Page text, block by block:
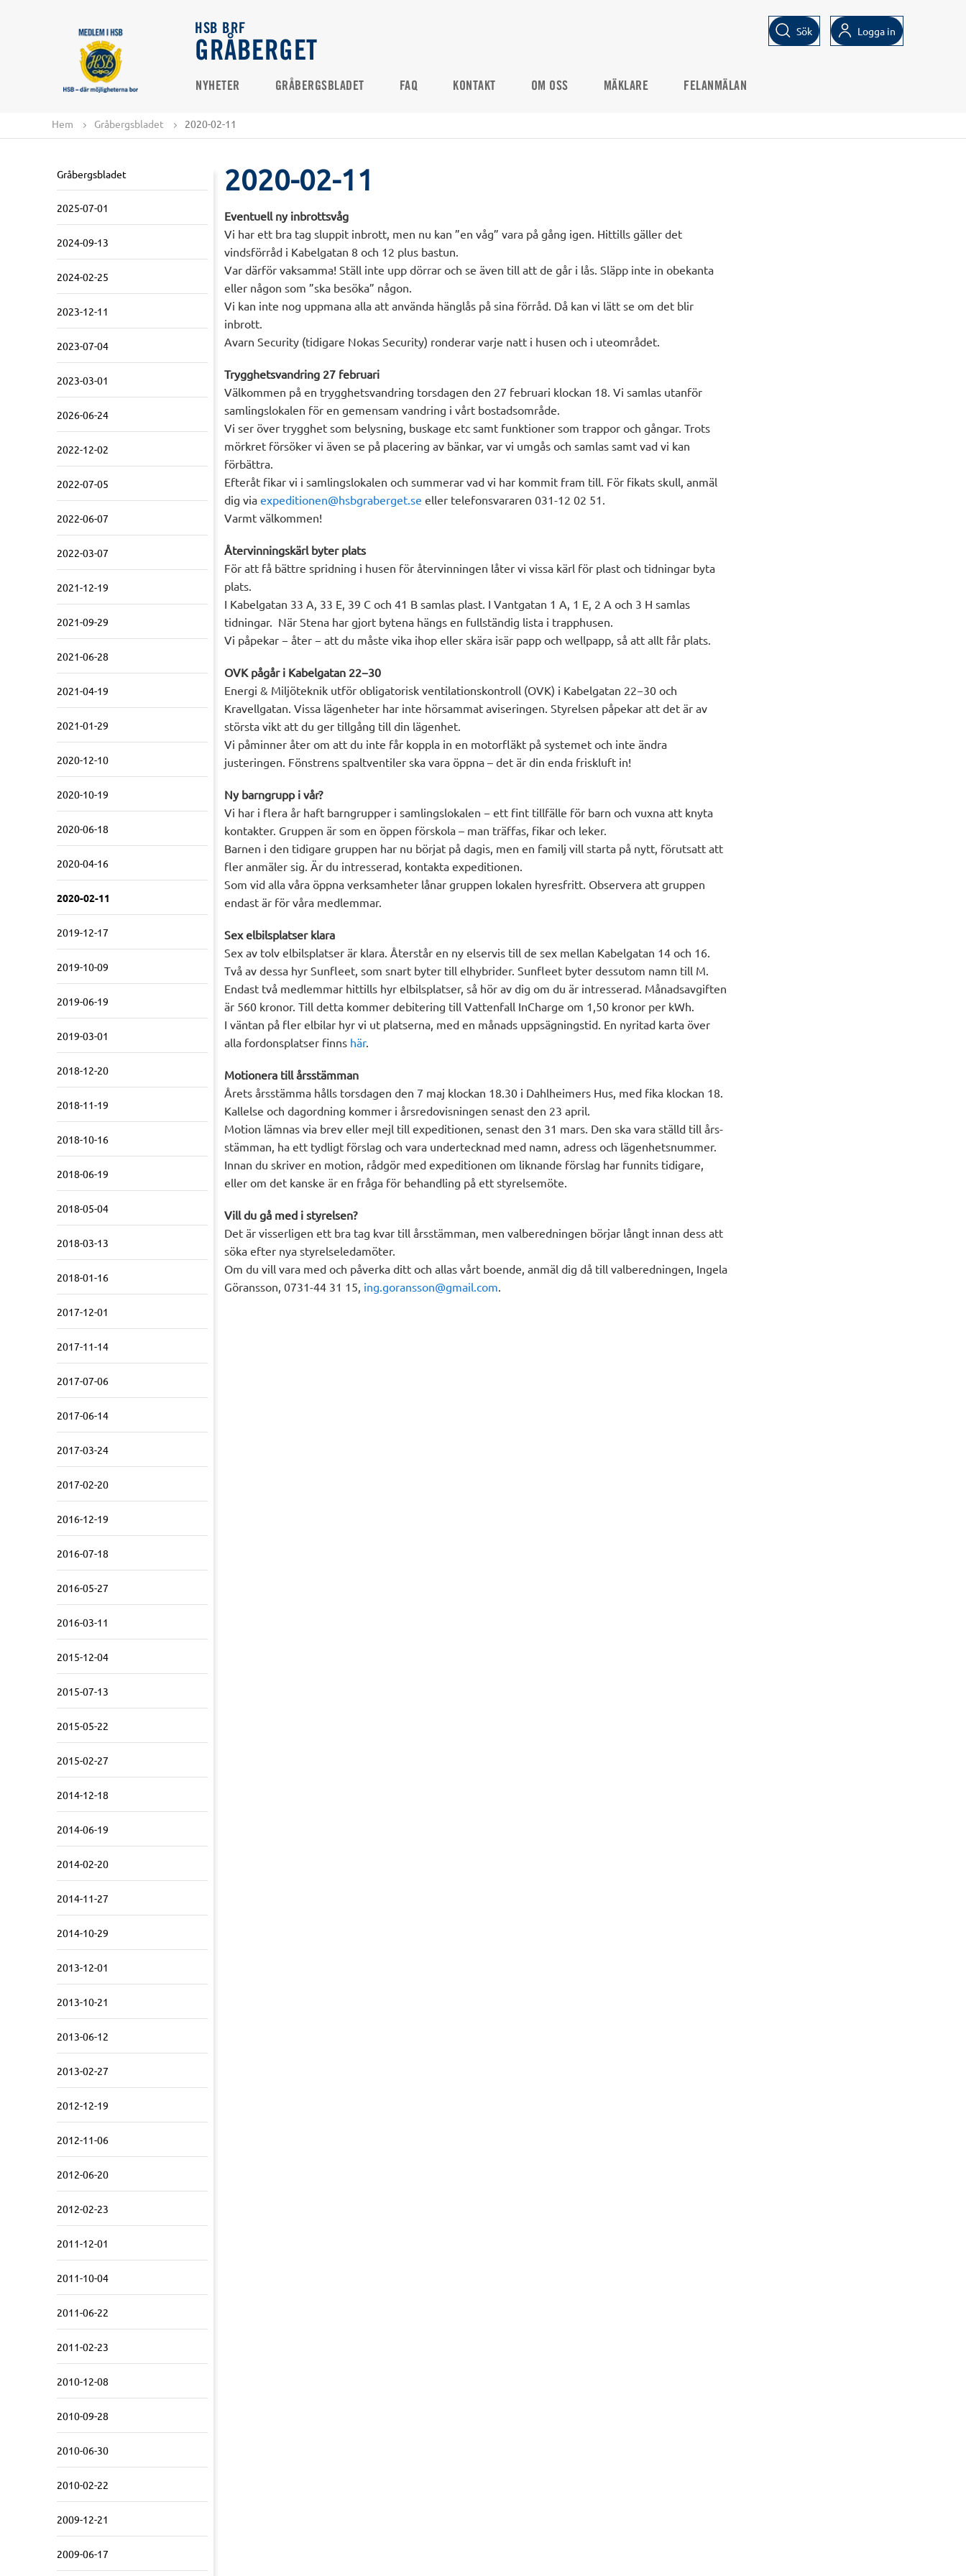
HSB BRF
GRÅBERGET
Sök Logga in
NYHETER GRÅBERGSBLADET FAQ KONTAKT OM OSS MÄKLARE FELANMÄLAN
Hem Gråbergsbladet 2020-02-11
Gråbergsbladet
2025-07-01
2024-09-13
2024-02-25
2023-12-11
2023-07-04
2023-03-01
2026-06-24
2022-12-02
2022-07-05
2022-06-07
2022-03-07
2021-12-19
2021-09-29
2021-06-28
2021-04-19
2021-01-29
2020-12-10
2020-10-19
2020-06-18
2020-04-16
2020-02-11
2019-12-17
2019-10-09
2019-06-19
2019-03-01
2018-12-20
2018-11-19
2018-10-16
2018-06-19
2018-05-04
2018-03-13
2018-01-16
2017-12-01
2017-11-14
2017-07-06
2017-06-14
2017-03-24
2017-02-20
2016-12-19
2016-07-18
2016-05-27
2016-03-11
2015-12-04
2015-07-13
2015-05-22
2015-02-27
2014-12-18
2014-06-19
2014-02-20
2014-11-27
2014-10-29
2013-12-01
2013-10-21
2013-06-12
2013-02-27
2012-12-19
2012-11-06
2012-06-20
2012-02-23
2011-12-01
2011-10-04
2011-06-22
2011-02-23
2010-12-08
2010-09-28
2010-06-30
2010-02-22
2009-12-21
2009-06-17
2020-02-11
Eventuell ny inbrottsvåg
Vi har ett bra tag sluppit inbrott, men nu kan ”en våg” vara på gång igen. Hittills gäller det
vindsförråd i Kabelgatan 8 och 12 plus bastun.
Var därför vaksamma! Ställ inte upp dörrar och se även till att de går i lås. Släpp inte in obekanta
eller någon som ”ska besöka” någon.
Vi kan inte nog uppmana alla att använda hänglås på sina förråd. Då kan vi lätt se om det blir
inbrott.
Avarn Security (tidigare Nokas Security) ronderar varje natt i husen och i uteområdet.
Trygghetsvandring 27 februari
Välkommen på en trygghetsvandring torsdagen den 27 februari klockan 18. Vi samlas utanför
samlingslokalen för en gemensam vandring i vårt bostadsområde.
Vi ser över trygghet som belysning, buskage etc samt funktioner som trappor och gångar. Trots
mörkret försöker vi även se på placering av bänkar, var vi umgås och samlas samt vad vi kan
förbättra.
Efteråt fikar vi i samlingslokalen och summerar vad vi har kommit fram till. För fikats skull, anmäl
dig via expeditionen@hsbgraberget.se eller telefonsvararen 031-12 02 51.
Varmt välkommen!
Återvinningskärl byter plats
För att få bättre spridning i husen för återvinningen låter vi vissa kärl för plast och tidningar byta
plats.
I Kabelgatan 33 A, 33 E, 39 C och 41 B samlas plast. I Vantgatan 1 A, 1 E, 2 A och 3 H samlas
tidningar. När Stena har gjort bytena hängs en fullständig lista i trapphusen.
Vi påpekar − åter − att du måste vika ihop eller skära isär papp och wellpapp, så att allt får plats.
OVK pågår i Kabelgatan 22−30
Energi & Miljöteknik utför obligatorisk ventilationskontroll (OVK) i Kabelgatan 22−30 och
Kravellgatan. Vissa lägenheter har inte hörsammat aviseringen. Styrelsen påpekar att det är av
största vikt att du ger tillgång till din lägenhet.
Vi påminner åter om att du inte får koppla in en motorfläkt på systemet och inte ändra
justeringen. Fönstrens spaltventiler ska vara öppna – det är din enda friskluft in!
Ny barngrupp i vår?
Vi har i flera år haft barngrupper i samlingslokalen − ett fint tillfälle för barn och vuxna att knyta
kontakter. Gruppen är som en öppen förskola – man träffas, fikar och leker.
Barnen i den tidigare gruppen har nu börjat på dagis, men en familj vill starta på nytt, förutsatt att
fler anmäler sig. Är du intresserad, kontakta expeditionen.
Som vid alla våra öppna verksamheter lånar gruppen lokalen hyresfritt. Observera att gruppen
endast är för våra medlemmar.
Sex elbilsplatser klara
Sex av tolv elbilsplatser är klara. Återstår en ny elservis till de sex mellan Kabelgatan 14 och 16.
Två av dessa hyr Sunfleet, som snart byter till elhybrider. Sunfleet byter dessutom namn till M.
Endast två medlemmar hittills hyr elbilsplatser, så hör av dig om du är intresserad. Månadsavgiften
är 560 kronor. Till detta kommer debitering till Vattenfall InCharge om 1,50 kronor per kWh.
I väntan på fler elbilar hyr vi ut platserna, med en månads uppsägningstid. En nyritad karta över
alla fordonsplatser finns här.
Motionera till årsstämman
Årets årsstämma hålls torsdagen den 7 maj klockan 18.30 i Dahlheimers Hus, med fika klockan 18.
Kallelse och dagordning kommer i årsredovisningen senast den 23 april.
Motion lämnas via brev eller mejl till expeditionen, senast den 31 mars. Den ska vara ställd till års-
stämman, ha ett tydligt förslag och vara undertecknad med namn, adress och lägenhetsnummer.
Innan du skriver en motion, rådgör med expeditionen om liknande förslag har funnits tidigare,
eller om det kanske är en fråga för behandling på ett styrelsemöte.
Vill du gå med i styrelsen?
Det är visserligen ett bra tag kvar till årsstämman, men valberedningen börjar långt innan dess att
söka efter nya styrelseledamöter.
Om du vill vara med och påverka ditt och allas vårt boende, anmäl dig då till valberedningen, Ingela
Göransson, 0731-44 31 15, ing.goransson@gmail.com.